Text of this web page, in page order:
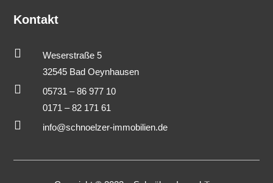
Kontakt

Weserstraße 5
32545 Bad Oeynhausen

05731 – 86 977 10
0171 – 82 171 61
 info@schnoelzer-immobilien.de